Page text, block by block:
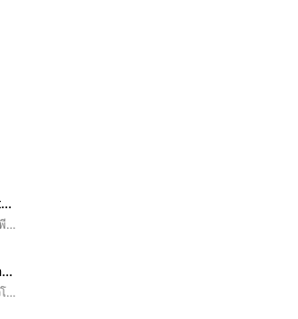
ห้องเรียนหุ้นคุณค่า @ VI มือใหม่ by the economist
ห้องนี้ไม่ได้เปิดคอร์สสอนอะไรนะครับ เป็นเพียงห้องที่สร้างสังคมในการลงทุนแบบเน้นคุณค่า จุดประสงค์คือ 1. แลกเปลี่ยนข้อมูลข่าวสาร ผลประกอบการ / ข่าวบริษัท 2. แลกเปลี่ยนการวิเคราะห์หุ้น สอบถามพื้นฐาน (เทคนิคบ้าง ) โดยตั้งใจให้เป็นกลุ่ม Hybrid พื้นฐาน 80% เทคนิค 20% 3. สร้างสังคมนักลงทุน ช่วยกันตอบคำถาม หรือสอบถามข้อมูลหุ้นรายตัว ข่วยเหลือนักลงทุนมือใหม่ 4. กรุณาใช้รูปจริง และชื่อเล่น ในการสมัครเข้ากลุ่มครับ 5. หลังเข้ากลุ่มกรุณากดอ่านกฎของกลุ่มด้วยครับ
BitCoin และตลาด Crypto | Forexmonday
เป็นกลุ่มแนวโน้มสำหรับ #Bitcoin ที่ให้แนวโน้มทั้งปัจจัยพื้นฐานและทางเทคนิคในระยะสั้นและระยะกลางรวมทั้งระยะยาว #Forex #Forexmonday #BTC